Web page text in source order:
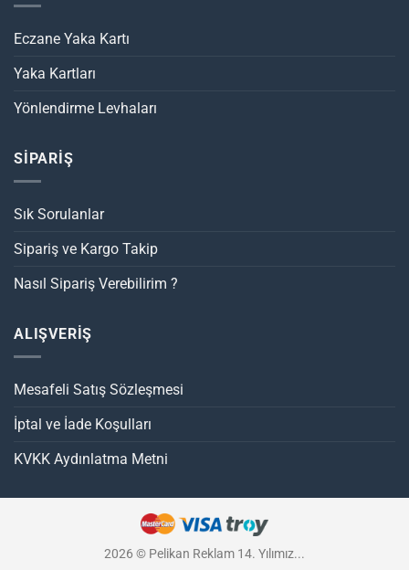
Eczane Yaka Kartı
Yaka Kartları
Yönlendirme Levhaları
SİPARİŞ
Sık Sorulanlar
Sipariş ve Kargo Takip
Nasıl Sipariş Verebilirim ?
ALIŞVERİŞ
Mesafeli Satış Sözleşmesi
İptal ve İade Koşulları
KVKK Aydınlatma Metni
2026 © Pelikan Reklam 14. Yılımız...